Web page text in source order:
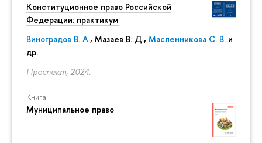
Конституционное право Российской
Федерации: практикум
Виноградов В. А., Мазаев В. Д., Масленникова С. В. и
др.
Проспект, 2024.
Книга
Муниципальное право